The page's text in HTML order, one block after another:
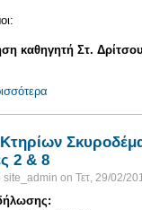
καθηγητή Στ. Δρίτσου
2 & 8
site_admin on Τετ, 29/02/